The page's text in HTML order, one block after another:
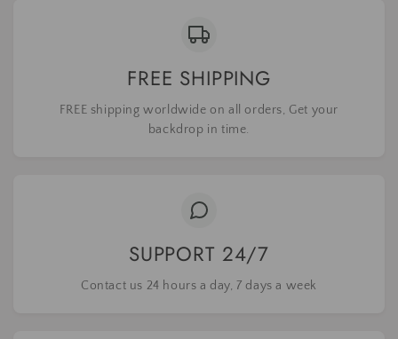
FREE SHIPPING
FREE shipping worldwide on all orders, Get your
backdrop in time.
SUPPORT 24/7
Contact us 24 hours a day, 7 days a week